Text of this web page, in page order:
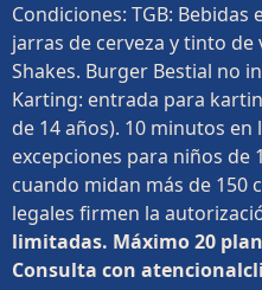
Condiciones: TGB:
jarras de cerveza y tinto
Shakes. Burger Bestial no
Karting: entrada para
de 14 años). 10 minutos
excepciones para niños de
cuando midan más de 150
legales firmen la
limitadas. Máximo 20
Consulta con